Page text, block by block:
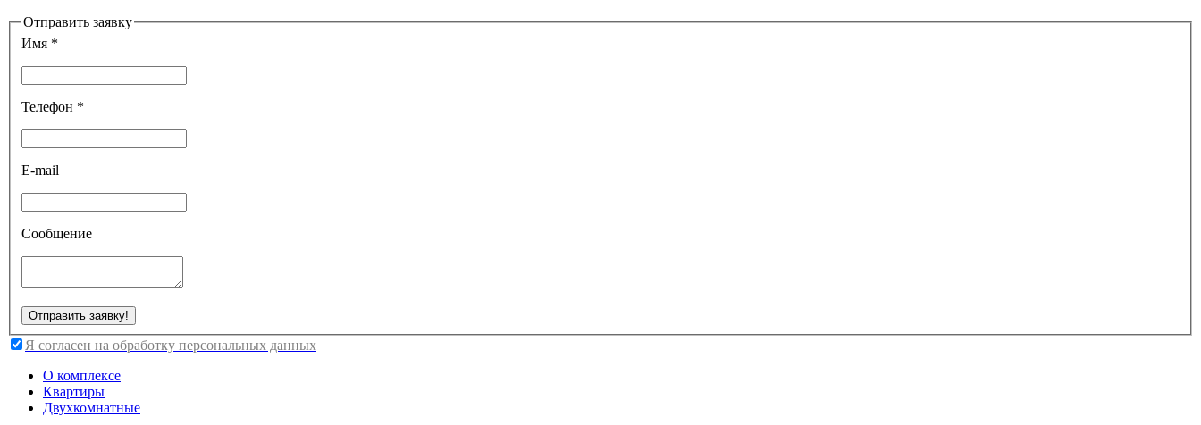
Отправить заявку
Имя *
Телефон *
E-mail
Сообщение
Я согласен на обработку персональных данных
О комплексе
Квартиры
Двухкомнатные